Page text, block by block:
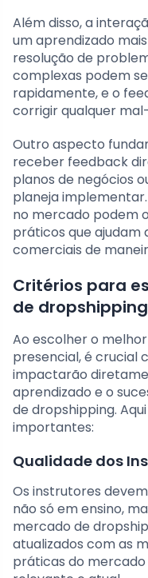
Além disso, a
um aprendizado
resolução de
complexas podem
rapidamente, e o
corrigir qualquer
Outro aspecto
receber feedback
planos de negócios
planeja
no mercado podem
práticos que ajudam
comerciais de
Critérios para
de
Ao escolher o
presencial, é crucial
impactarão
aprendizado e o
de dropshipping.
importantes:
Qualidade dos
Os instrutores
não só em ensino,
mercado de
atualizados com as
práticas do